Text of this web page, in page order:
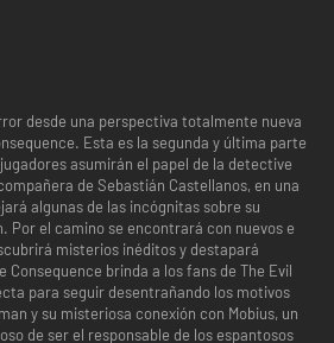
desde una perspectiva totalmente nueva
Esta es la segunda y última parte
asumirán el papel de la detective
de Sebastián Castellanos, en una
algunas de las incógnitas sobre su
Por el camino se encontrará con nuevos e
misterios inéditos y destapará
Consequence brinda a los fans de The Evil
para seguir desentrañando los motivos
y su misteriosa conexión con Mobius, un
de ser el responsable de los espantosos